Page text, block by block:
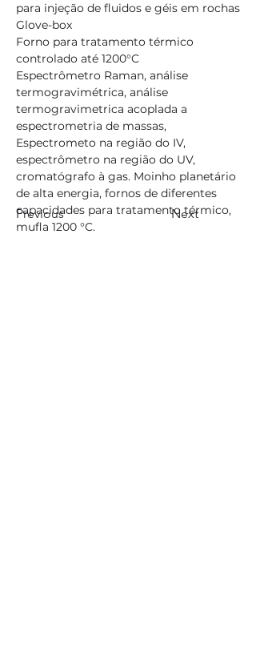
Previous Next
para injeção de fluidos e géis em rochas
Glove-box
Forno para tratamento térmico
controlado até 1200°C
Espectrômetro Raman, análise
termogravimétrica, análise
termogravimetrica acoplada a
espectrometria de massas,
Espectrometo na região do IV,
espectrômetro na região do UV,
cromatógrafo à gas. Moinho planetário
de alta energia, fornos de diferentes
capacidades para tratamento térmico,
mufla 1200 °C.